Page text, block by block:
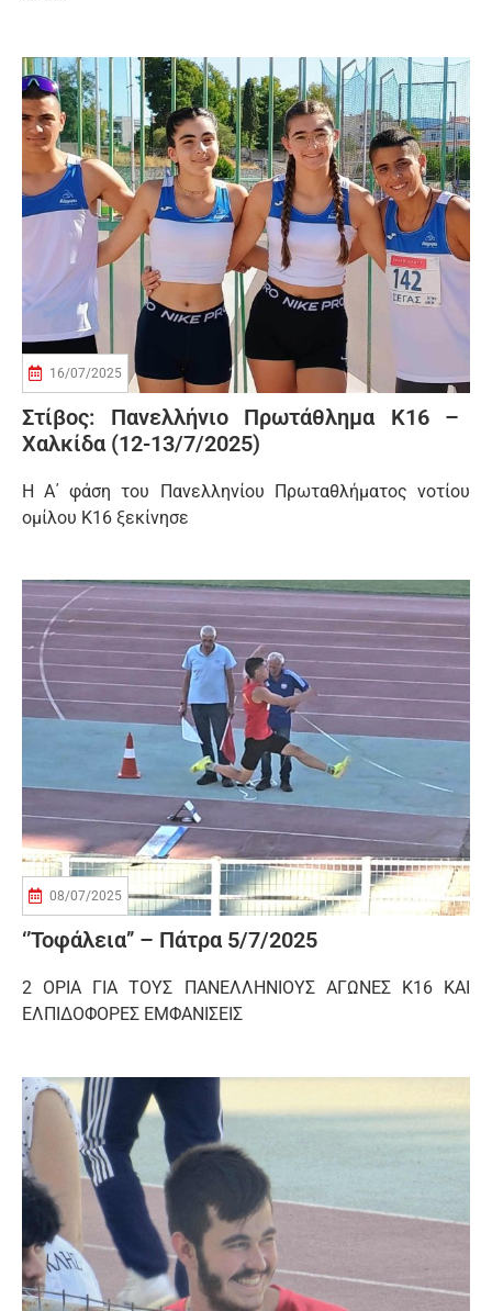
16/07/2025
Στίβος: Πανελλήνιο Πρωτάθλημα Κ16 –
Χαλκίδα (12-13/7/2025)
Η Α΄ φάση του Πανελληνίου Πρωταθλήματος νοτίου
ομίλου Κ16 ξεκίνησε
08/07/2025
‘’Τοφάλεια’’ – Πάτρα 5/7/2025
2 ΟΡΙΑ ΓΙΑ ΤΟΥΣ ΠΑΝΕΛΛΗΝΙΟΥΣ ΑΓΩΝΕΣ Κ16 ΚΑΙ
ΕΛΠΙΔΟΦΟΡΕΣ ΕΜΦΑΝΙΣΕΙΣ